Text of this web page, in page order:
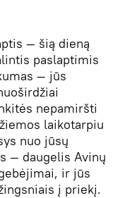
— šią dieną
paslaptimis
— jūs
nepamiršti
laikotarpiu
nuo jūsų
— daugelis Avinų
ir jūs
į priekį.